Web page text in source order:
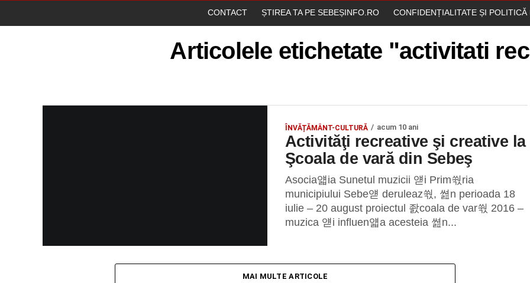
CONTACT ȘTIREA TA PE SEBEȘINFO.RO CONFIDENȚIALITATE ȘI POLITICĂ
Articolele etichetate "activitati
ÎNVĂȚĂMÂNT-CULTURĂ acum 10 ani
Activităţi recreative şi creative la
Şcoala de vară din Sebeş
Asocia얣ia Sunetul muzicii 얟i Prim쒃ria
municipiului Sebe얟 deruleaz쒃, 쎮n perioada 18
iulie – 20 august proiectul 좘coala de var쒃 2016 –
muzica 얟i influen얣a acesteia 쎮n...
MAI MULTE ARTICOLE